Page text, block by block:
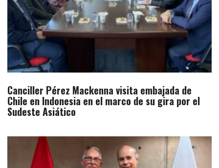
Canciller Pérez Mackenna visita embajada de
Chile en Indonesia en el marco de su gira por el
Sudeste Asiático